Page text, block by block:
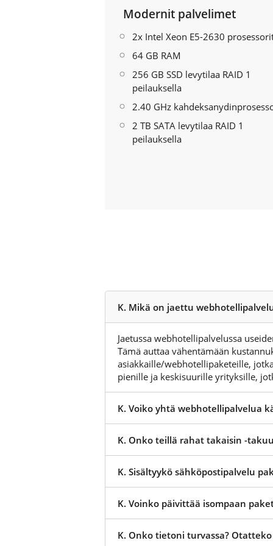
Modernit palvelimet
2x Intel Xeon E5-2630
64 GB RAM
256 GB SSD levytilaa RAID 1
peilauksella
2.40 GHz
2 TB SATA levytilaa RAID 1
peilauksella
K. Mikä on jaettu
Jaetussa webhotellipalvelussa
Tämä auttaa vähentämään
asiakkaille/webhotellipaketeille,
pienille ja keskisuurille yrityksille,
K. Voiko yhtä webhotellipalvelua
K. Onko teillä rahat takaisin -
K. Sisältyykö sähköpostipalvelu
K. Voinko päivittää isompaan
K. Onko tietoni turvassa?